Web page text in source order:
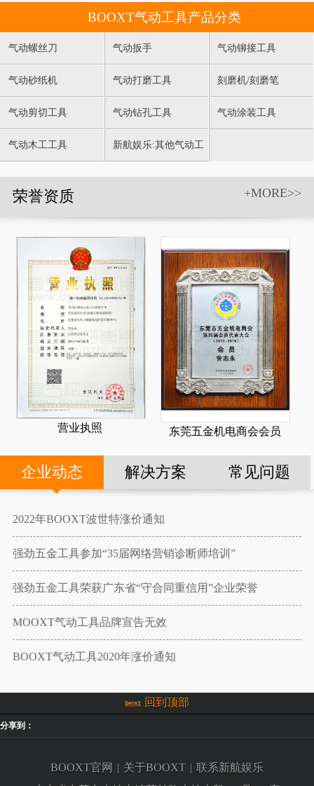
BOOXT气动工具产品分类
气动螺丝刀 气动扳手 气动铆接工具
气动砂纸机 气动打磨工具 刻磨机/刻磨笔
气动剪切工具 气动钻孔工具 气动涂装工具
气动木工工具 新航娱乐:其他气动工
具和附件
+MORE>>
荣誉资质
营业执照 东莞五金机电商会会员
企业动态 解决方案 常见问题
2022年BOOXT波世特涨价通知
强劲五金工具参加“35届网络营销诊断师培训”
强劲五金工具荣获广东省“守合同重信用”企业荣誉
MOOXT气动工具品牌宣告无效
BOOXT气动工具2020年涨价通知
回到顶部
分享到：
BOOXT官网 | 关于BOOXT | 联系新航娱乐